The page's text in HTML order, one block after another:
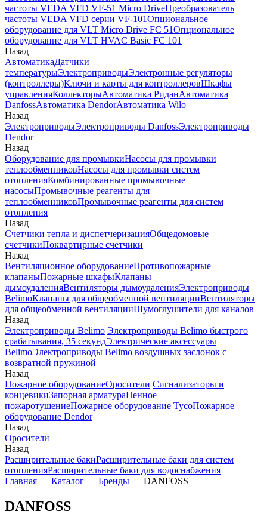
частоты VEDA VFD VF-51 Micro DriveПреобразователь
частоты VEDA VFD серии VF-101Опциональное
оборудование для VLT Micro Drive FC 51Опциональное
оборудование для VLT HVAC Basic FC 101
Назад
АвтоматикаДатчики
температурыЭлектроприводыЭлектронные регуляторы
(контроллеры)Ключи и карты для контроллеровШкафы
управленияКоллекторыАвтоматика РиданАвтоматика
DanfossАвтоматика DendorАвтоматика Wilo
Назад
ЭлектроприводыЭлектроприводы DanfossЭлектроприводы
Dendor
Назад
Оборудование для промывкиНасосы для промывки
теплообменниковНасосы для промывки систем
отопленияКомбинированные промывочные
насосыПромывочные реагенты для
теплообменниковПромывочные реагенты для систем
отопления
Назад
Счетчики тепла и диспетчеризацияОбщедомовые
счетчикиПоквартирные счетчики
Назад
Вентиляционное оборудованиеПротивопожарные
клапаныПожарные шкафыКлапаны
дымоудаленияВентиляторы дымоудаленияЭлектроприводы
BelimoКлапаны для общеобменной вентиляцииВентиляторы
для общеобменной вентиляцииШумоглушители для каналов
Назад
Электроприводы Belimo Электроприводы Belimo быстрого
срабатывания, 35 секундЭлектрические аксессуары
BelimoЭлектроприводы Belimo воздушных заслонок c
возвратной пружиной
Назад
Пожарное оборудованиеОросители Сигнализаторы и
концевикиЗапорная арматураПенное
пожаротушениеПожарное оборудование TycoПожарное
оборудование Dendor
Назад
Оросители
Назад
Расширительные бакиРасширительные баки для систем
отопленияРасширительные баки для водоснабжения
Главная — Каталог — Бренды — DANFOSS
DANFOSS